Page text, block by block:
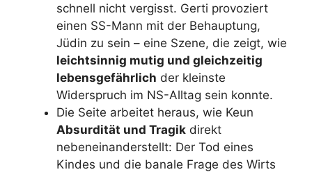
schnell nicht vergisst. Gerti provoziert
einen SS-Mann mit der Behauptung,
Jüdin zu sein – eine Szene, die zeigt, wie
leichtsinnig mutig und gleichzeitig
lebensgefährlich der kleinste
Widerspruch im NS-Alltag sein konnte.
Die Seite arbeitet heraus, wie Keun
Absurdität und Tragik direkt
nebeneinanderstellt: Der Tod eines
Kindes und die banale Frage des Wirts